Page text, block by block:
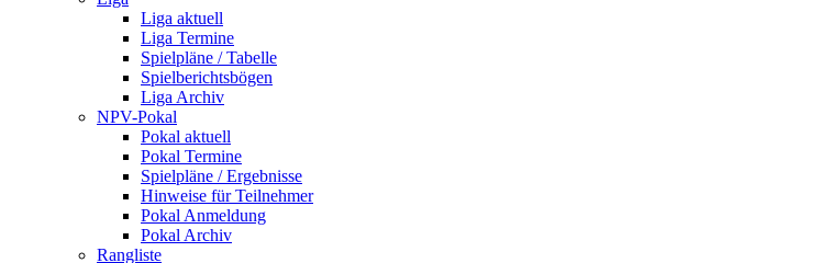
Liga aktuell
Liga Termine
Spielpläne / Tabelle
Spielberichtsbögen
Liga Archiv
NPV-Pokal
Pokal aktuell
Pokal Termine
Spielpläne / Ergebnisse
Hinweise für Teilnehmer
Pokal Anmeldung
Pokal Archiv
Rangliste